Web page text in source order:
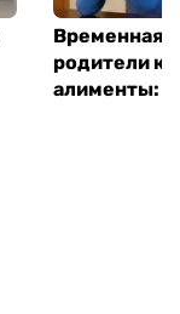
Временная
родители
алименты: